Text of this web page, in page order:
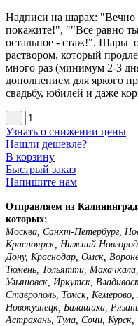
Надписи на шарах: "Вечно
покажите!", ""Всё равно
остальное - стаж!". Шары
раствором, который
много раз (минимум 2-3
дополнением для яркого
свадьбу, юбилей и даже
−
Узнать о снижении цены
Нашли дешевле?
В корзину
Быстрый заказ
Напишите нам
Отправляем из
которых:
Москва, Санкт-Петербург,
Красноярск, Нижний
Дону, Краснодар, Омск,
Тюмень, Тольятти,
Ульяновск, Иркутск,
Ставрополь, Томск,
Новокузнецк, Балашиха,
Астрахань, Тула, Сочи, Курск,